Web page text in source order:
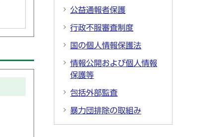
公益通報者保護
行政不服審査制度
国の個人情報保護法
情報公開および個人情報
保護等
包括外部監査
暴力団排除の取組み